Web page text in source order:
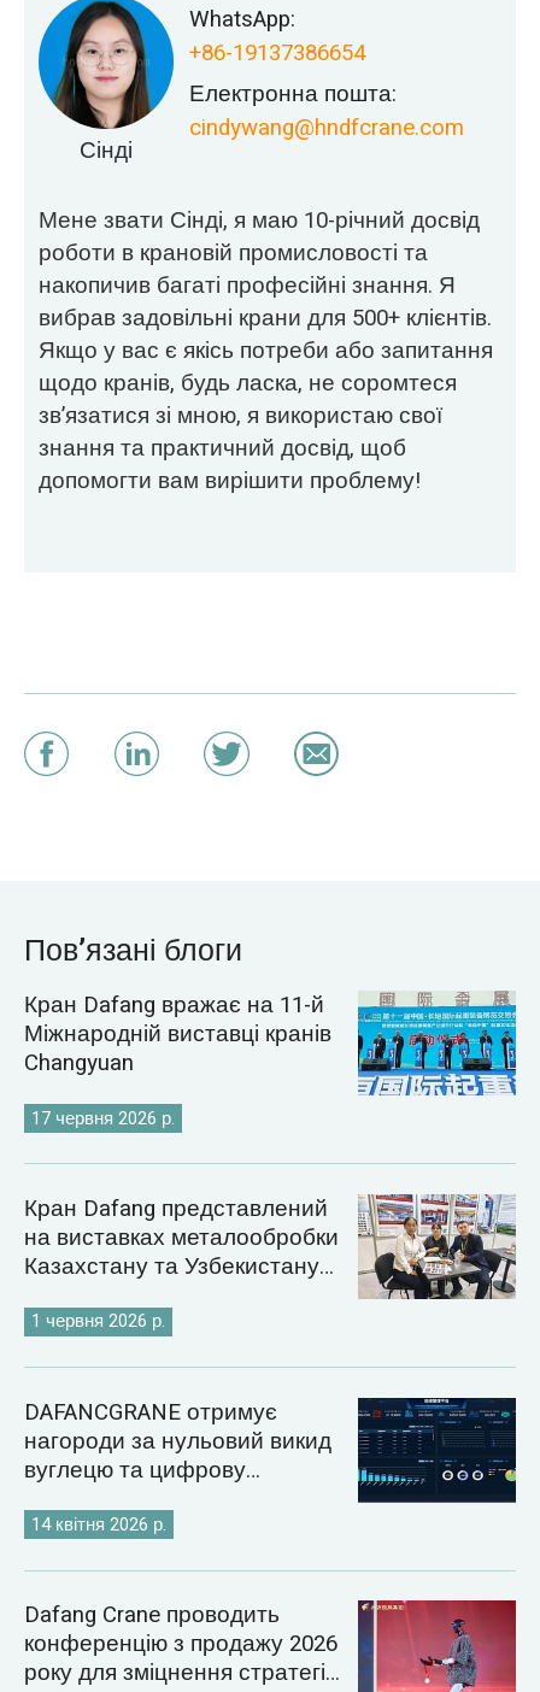
Сінді
WhatsApp:
+86-19137386654
Електронна пошта:
cindywang@hndfcrane.com
Мене звати Сінді, я маю 10-річний досвід
роботи в крановій промисловості та
накопичив багаті професійні знання. Я
вибрав задовільні крани для 500+ клієнтів.
Якщо у вас є якісь потреби або запитання
щодо кранів, будь ласка, не соромтеся
зв’язатися зі мною, я використаю свої
знання та практичний досвід, щоб
допомогти вам вирішити проблему!
Пов’язані блоги
Кран Dafang вражає на 11-й
Міжнародній виставці кранів
Changyuan
17 червня 2026 р.
Кран Dafang представлений
на виставках металообробки
Казахстану та Узбекистану
1 червня 2026 р.
DAFANCGRANE отримує
нагороди за нульовий викид
вуглецю та цифрову
14 квітня 2026 р.
Dafang Crane проводить
конференцію з продажу 2026
року для зміцнення стратегії